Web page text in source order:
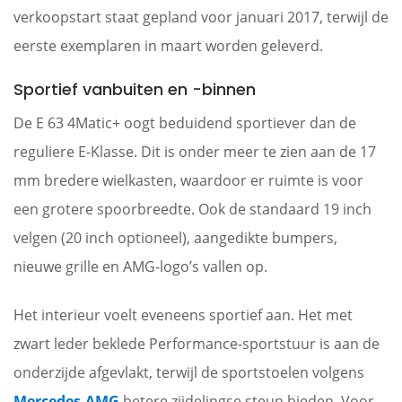
verkoopstart staat gepland voor januari 2017, terwijl de
eerste exemplaren in maart worden geleverd.
Sportief vanbuiten en -binnen
De E 63 4Matic+ oogt beduidend sportiever dan de
reguliere E-Klasse. Dit is onder meer te zien aan de 17
mm bredere wielkasten, waardoor er ruimte is voor
een grotere spoorbreedte. Ook de standaard 19 inch
velgen (20 inch optioneel), aangedikte bumpers,
nieuwe grille en AMG-logo’s vallen op.
Het interieur voelt eveneens sportief aan. Het met
zwart leder beklede Performance-sportstuur is aan de
onderzijde afgevlakt, terwijl de sportstoelen volgens